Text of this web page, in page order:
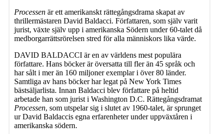
Processen är ett amerikanskt rättegångsdrama skapat av
thrillermästaren David Baldacci. Författaren, som själv varit
jurist, växte själv upp i amerikanska Södern under 60-talet då
medborgarrättsrörelsen stred för alla människors lika värde.
DAVID BALDACCI är en av världens mest populära
författare. Hans böcker är översatta till fler än 45 språk och
har sålt i mer än 160 miljoner exemplar i över 80 länder.
Samtliga av hans böcker har legat på New York Times
bästsäljarlista. Innan Baldacci blev författare på heltid
arbetade han som jurist i Washington D.C. Rättegångsdramat
Processen, som utspelar sig i slutet av 1960-talet, är sprunget
ur David Baldaccis egna erfarenheter under uppväxtåren i
amerikanska södern.